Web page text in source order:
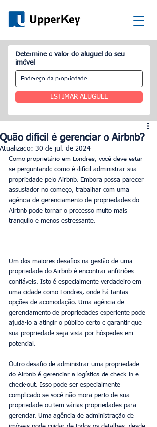
Determine o valor do aluguel do seu
imóvel
ESTIMAR ALUGUEL
Quão difícil é gerenciar o Airbnb?
Atualizado: 30 de jul. de 2024
Como proprietário em Londres, você deve estar
se perguntando como é difícil administrar sua
propriedade pelo Airbnb. Embora possa parecer
assustador no começo, trabalhar com uma
agência de gerenciamento de propriedades do
Airbnb pode tornar o processo muito mais
tranquilo e menos estressante.
Um dos maiores desafios na gestão de uma
propriedade do Airbnb é encontrar anfitriões
confiáveis. Isto é especialmente verdadeiro em
uma cidade como Londres, onde há tantas
opções de acomodação. Uma agência de
gerenciamento de propriedades experiente pode
ajudá-lo a atingir o público certo e garantir que
sua propriedade seja vista por hóspedes em
potencial.
Outro desafio de administrar uma propriedade
do Airbnb é gerenciar a logística de check-in e
check-out. Isso pode ser especialmente
complicado se você não mora perto de sua
propriedade ou tem várias propriedades para
gerenciar. Uma agência de administração de